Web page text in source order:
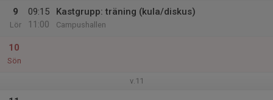
9
Lör
09:15
11:00
Kastgrupp: träning (kula/diskus)
Campushallen
10
Sön
v.11